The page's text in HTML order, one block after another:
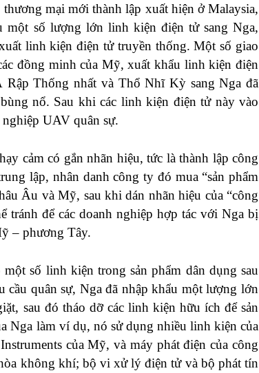
mại mới thành lập xuất hiện ở Malaysia,
một số lượng lớn linh kiện điện tử sang Nga,
linh kiện điện tử truyền thống. Một số giao
đồng minh của Mỹ, xuất khẩu linh kiện điện
Thống nhất và Thổ Nhĩ Kỳ sang Nga đã
nổ. Sau khi các linh kiện điện tử này vào
UAV quân sự.
cảm có gắn nhãn hiệu, tức là thành lập công
lập, nhân danh công ty đó mua “sản phẩm
Âu và Mỹ, sau khi dán nhãn hiệu của “công
tránh để các doanh nghiệp hợp tác với Nga bị
– phương Tây.
số linh kiện trong sản phẩm dân dụng sau
quân sự, Nga đã nhập khẩu một lượng lớn
sau đó tháo dỡ các linh kiện hữu ích để sản
Nga làm ví dụ, nó sử dụng nhiều linh kiện của
của Mỹ, và máy phát điện của công
không khí; bộ vi xử lý điện tử và bộ phát tín